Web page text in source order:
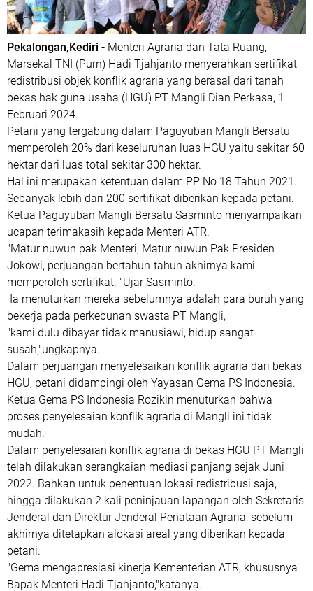
Pekalongan,Kediri - Menteri Agraria dan Tata Ruang,
Marsekal TNI (Purn) Hadi Tjahjanto menyerahkan sertifikat
redistribusi objek konflik agraria yang berasal dari tanah
bekas hak guna usaha (HGU) PT Mangli Dian Perkasa, 1
Februari 2024.
Petani yang tergabung dalam Paguyuban Mangli Bersatu
memperoleh 20% dari keseluruhan luas HGU yaitu sekitar 60
hektar dari luas total sekitar 300 hektar.
Hal ini merupakan ketentuan dalam PP No 18 Tahun 2021.
Sebanyak lebih dari 200 sertifikat diberikan kepada petani.
Ketua Paguyuban Mangli Bersatu Sasminto menyampaikan
ucapan terimakasih kepada Menteri ATR.
"Matur nuwun pak Menteri, Matur nuwun Pak Presiden
Jokowi, perjuangan bertahun-tahun akhirnya kami
memperoleh sertifikat. "Ujar Sasminto.
Ia menuturkan mereka sebelumnya adalah para buruh yang
bekerja pada perkebunan swasta PT Mangli,
"kami dulu dibayar tidak manusiawi, hidup sangat
susah,"ungkapnya.
Dalam perjuangan menyelesaikan konflik agraria dari bekas
HGU, petani didampingi oleh Yayasan Gema PS Indonesia.
Ketua Gema PS Indonesia Rozikin menuturkan bahwa
proses penyelesaian konflik agraria di Mangli ini tidak
mudah.
Dalam penyelesaian konflik agraria di bekas HGU PT Mangli
telah dilakukan serangkaian mediasi panjang sejak Juni
2022. Bahkan untuk penentuan lokasi redistribusi saja,
hingga dilakukan 2 kali peninjauan lapangan oleh Sekretaris
Jenderal dan Direktur Jenderal Penataan Agraria, sebelum
akhirnya ditetapkan alokasi areal yang diberikan kepada
petani.
"Gema mengapresiasi kinerja Kementerian ATR, khususnya
Bapak Menteri Hadi Tjahjanto,"katanya.